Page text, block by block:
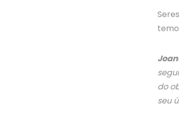
do
seu